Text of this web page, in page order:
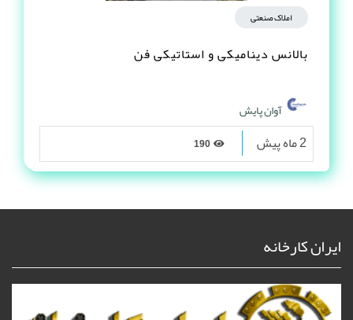
املاک صنعتی
بالانس دینامیکی و استاتیکی فن
آوان پایش
2 ماه پیش
ایران کارخانه